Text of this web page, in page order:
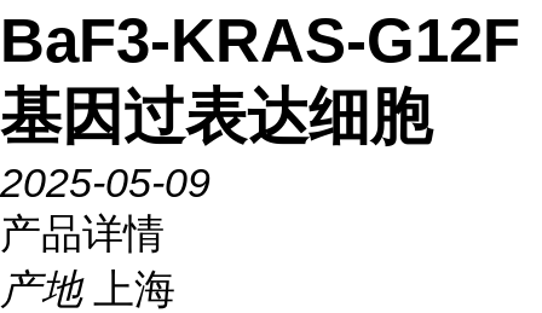
BaF3-KRAS-G12F
基因过表达细胞
2025-05-09
产品详情
产地
上海